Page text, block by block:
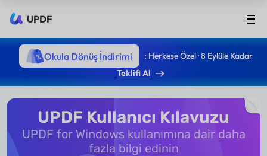
UPDF
Okula Dönüş İndirimi
: Herkese Özel · 8 Eylüle Kadar
Teklifi Al
UPDF Kullanıcı Kılavuzu
UPDF for Windows kullanımına dair daha
fazla bilgi edinin